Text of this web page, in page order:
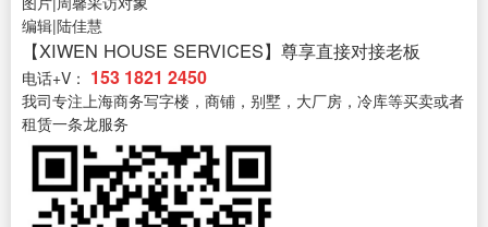
编辑|陆佳慧
【XIWEN HOUSE SERVICES】尊享直接对接老板
电话+V： 153 1821 2450
我司专注上海商务写字楼，商铺，别墅，大厂房，冷库等买卖或者
租赁一条龙服务